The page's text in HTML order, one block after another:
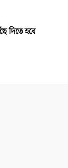
দিতে হবে